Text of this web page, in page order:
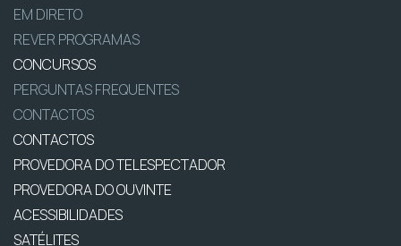
EM DIRETO
REVER PROGRAMAS
CONCURSOS
PERGUNTAS FREQUENTES
CONTACTOS
CONTACTOS
PROVEDORA DO TELESPECTADOR
PROVEDORA DO OUVINTE
ACESSIBILIDADES
SATÉLITES